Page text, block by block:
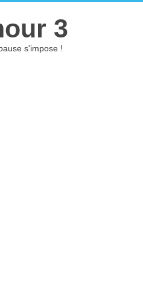
3
s'impose !